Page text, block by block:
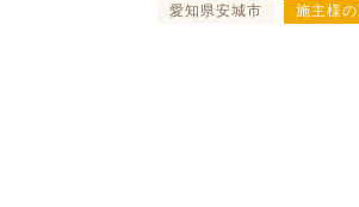
愛知県安城市 施主様